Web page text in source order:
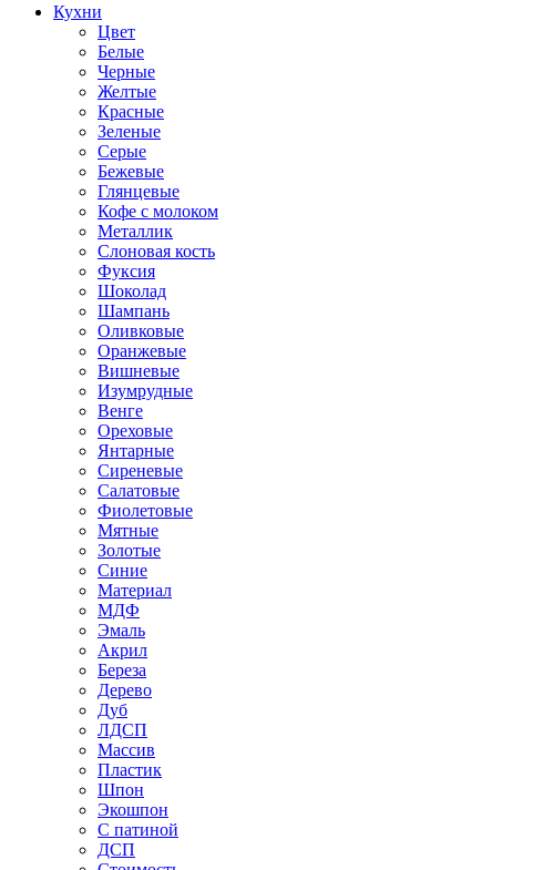
Кухни
Цвет
Белые
Черные
Желтые
Красные
Зеленые
Серые
Бежевые
Глянцевые
Кофе с молоком
Металлик
Слоновая кость
Фуксия
Шоколад
Шампань
Оливковые
Оранжевые
Вишневые
Изумрудные
Венге
Ореховые
Янтарные
Сиреневые
Салатовые
Фиолетовые
Мятные
Золотые
Синие
Материал
МДФ
Эмаль
Акрил
Береза
Дерево
Дуб
ЛДСП
Массив
Пластик
Шпон
Экошпон
С патиной
ДСП